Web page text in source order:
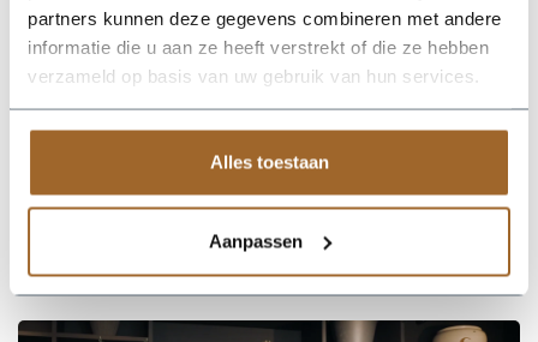
partners kunnen deze gegevens combineren met andere
informatie die u aan ze heeft verstrekt of die ze hebben
verzameld op basis van uw gebruik van hun services.
Alles toestaan
Aanpassen
Plantenbak RAL 3015 Lichtroze
Plantenbak RAL 4004 Bordeauxpaars
Plantenbak RAL 5002 Ultramarijnblauw
Plantenbak RAL 6021 Bleekgroen
Plantenbak RAL 7030 Steengrijs
Plantenbak RAL 7035 Lichtgrijs
Plantenbak RAL 9001 Cremewit